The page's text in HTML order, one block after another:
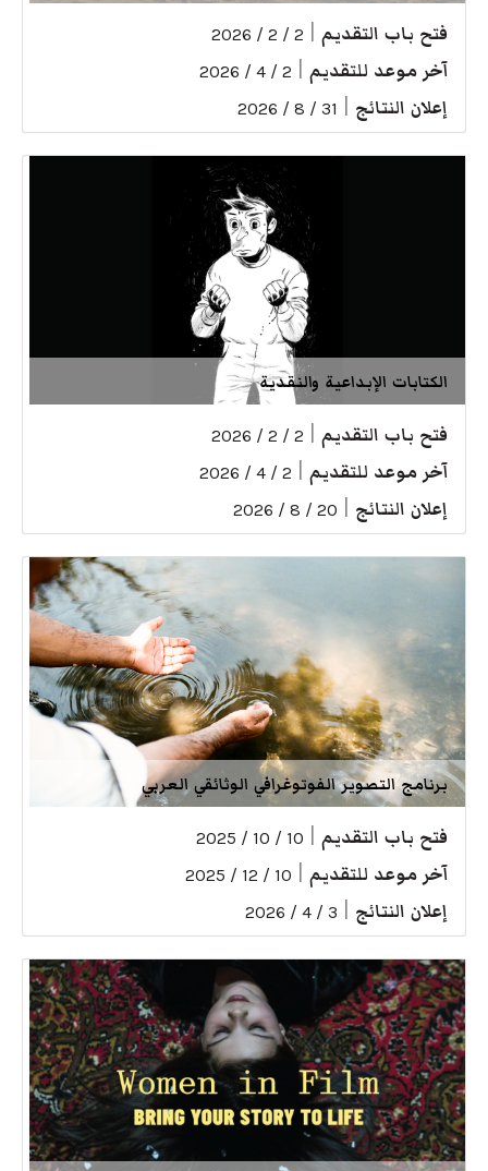
فتح باب التقديم 2 / 2 / 2026
آخر موعد للتقديم 2 / 4 / 2026
إعلان النتائج 31 / 8 / 2026
الكتابات الإبداعية والنقدية
فتح باب التقديم 2 / 2 / 2026
آخر موعد للتقديم 2 / 4 / 2026
إعلان النتائج 20 / 8 / 2026
برنامج التصوير الفوتوغرافي الوثائقي العربي
فتح باب التقديم 10 / 10 / 2025
آخر موعد للتقديم 10 / 12 / 2025
إعلان النتائج 3 / 4 / 2026